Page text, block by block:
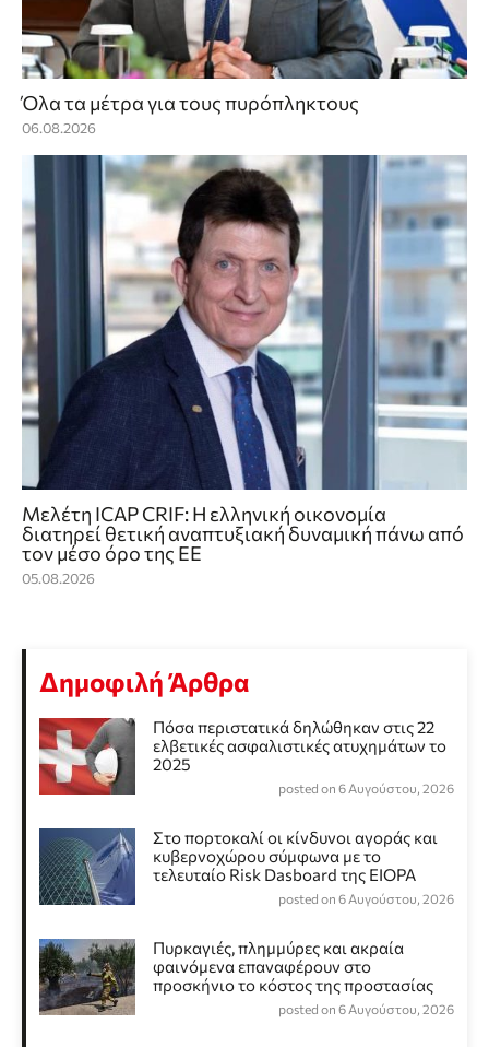
Όλα τα μέτρα για τους πυρόπληκτους
06.08.2026
Μελέτη ICAP CRIF: Η ελληνική οικονομία
διατηρεί θετική αναπτυξιακή δυναμική πάνω από
τον μέσο όρο της ΕΕ
05.08.2026
Δημοφιλή Άρθρα
Πόσα περιστατικά δηλώθηκαν στις 22
ελβετικές ασφαλιστικές ατυχημάτων το
2025
posted on 6 Αυγούστου, 2026
Στο πορτοκαλί οι κίνδυνοι αγοράς και
κυβερνοχώρου σύμφωνα με το
τελευταίο Risk Dasboard της EIOPA
posted on 6 Αυγούστου, 2026
Πυρκαγιές, πλημμύρες και ακραία
φαινόμενα επαναφέρουν στο
προσκήνιο το κόστος της προστασίας
posted on 6 Αυγούστου, 2026